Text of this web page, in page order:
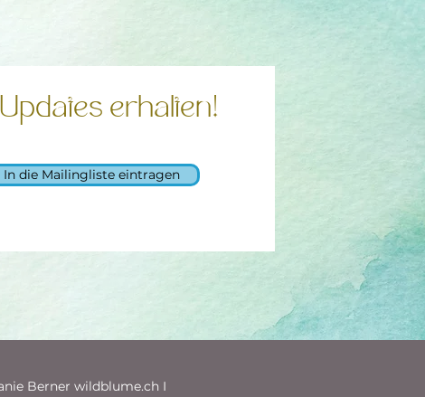
erhalten!
In die Mailingliste eintragen
Berner wildblume.ch I